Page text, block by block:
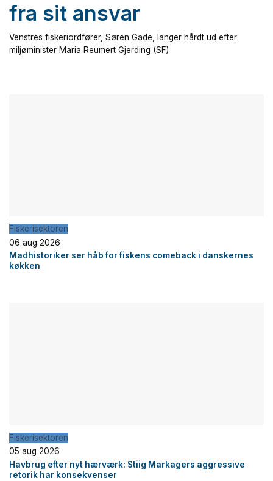
fra sit ansvar
Venstres fiskeriordfører, Søren Gade, langer hårdt ud efter
miljøminister Maria Reumert Gjerding (SF)
Fiskerisektoren
06 aug 2026
Madhistoriker ser håb for fiskens comeback i danskernes
køkken
Fiskerisektoren
05 aug 2026
Havbrug efter nyt hærværk: Stiig Markagers aggressive
retorik har konsekvenser